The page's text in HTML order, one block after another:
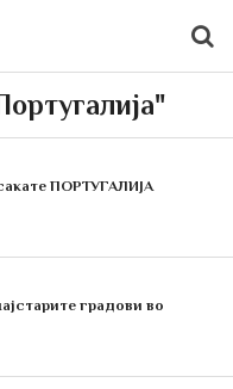
ПОРТУГАЛИЈА
градови во